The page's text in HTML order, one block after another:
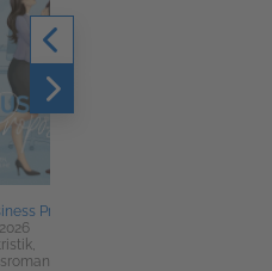
Proposal 2
New